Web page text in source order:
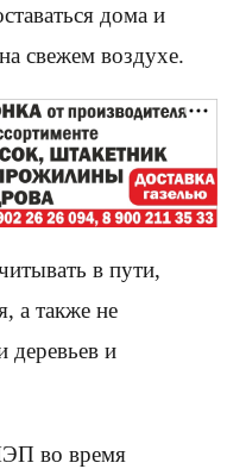
дома и
свежем воздухе.
в пути,
а также не
деревьев и
во время